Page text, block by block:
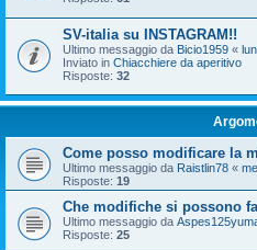
SV-italia su INSTAGRAM!!
Ultimo messaggio da Bicio1959 «
Inviato in Chiacchiere da aperitivo
Risposte: 32
Come posso modificare la
Ultimo messaggio da Raistlin78 «
Risposte: 19
Che modifiche si possono
Ultimo messaggio da
Risposte: 25